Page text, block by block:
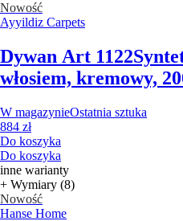
Nowość
Ayyildiz Carpets
Dywan Art 1122
włosiem, kremowy,
W magazynieOstatnia sztuka
884 zł
Do koszyka
Do koszyka
inne warianty
+ Wymiary (8)
Nowość
Hanse Home